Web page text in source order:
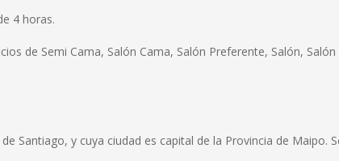
4 horas.
de Semi Cama, Salón Cama, Salón Preferente, Salón,
Santiago, y cuya ciudad es capital de la Provincia de Maipo.